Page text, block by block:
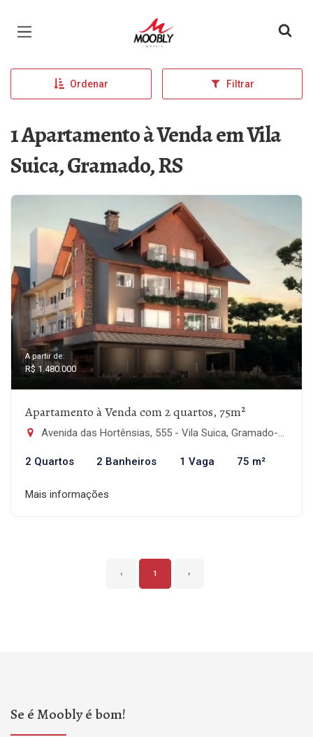
Página inicial
Ordenar Filtrar
1 Apartamento à Venda em Vila
Suica, Gramado, RS
A partir de:
R$ 1.480.000
Apartamento à Venda com 2 quartos, 75m²
Avenida das Hortênsias, 555 - Vila Suica, Gramado-RS
2 Quartos 2 Banheiros 1 Vaga 75 m²
Mais informações
‹ 1 ›
Se é Moobly é bom!